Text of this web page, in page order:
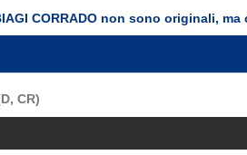
CORRADO non sono originali,
CR)